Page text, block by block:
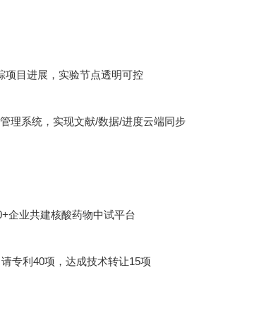
项目进展，实验节点透明可控
理系统，实现文献/数据/进度云端同步
企业共建核酸药物中试平台
专利40项，达成技术转让15项